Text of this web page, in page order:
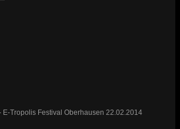
E-Tropolis Festival Oberhausen 22.02.2014